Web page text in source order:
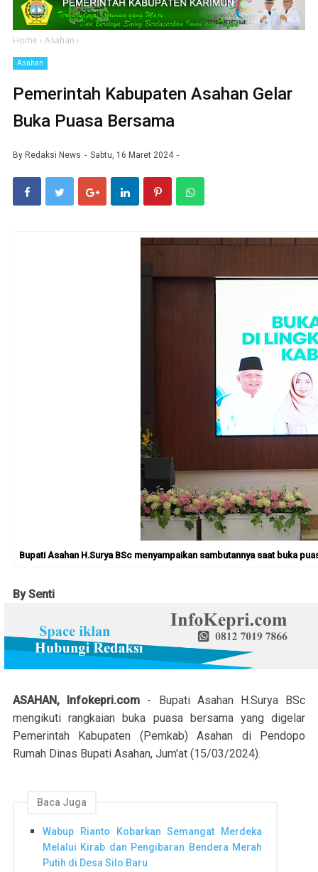
Home › Asahan ›
Asahan
Pemerintah Kabupaten Asahan Gelar
Buka Puasa Bersama
By Redaksi News Sabtu, 16 Maret 2024
Bupati Asahan H.Surya BSc menyampaikan sambutannya saat buka
By Senti
ASAHAN, Infokepri.com - Bupati Asahan H.Surya BSc
mengikuti rangkaian buka puasa bersama yang digelar
Pemerintah Kabupaten (Pemkab) Asahan di Pendopo
Rumah Dinas Bupati Asahan, Jum'at (15/03/2024).
Baca Juga
Wabup Rianto Kobarkan Semangat Merdeka
Melalui Kirab dan Pengibaran Bendera Merah
Putih di Desa Silo Baru